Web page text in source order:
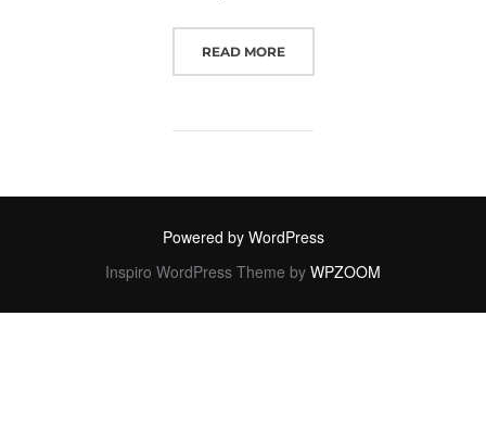
READ MORE“เฒ่าวัย 72 แต่งกับหญิงชราวัย 83
Powered by WordPress
Inspiro WordPress Theme by WPZOOM